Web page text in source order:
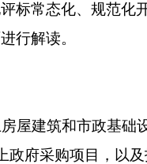
标常态化、规范化
行解读。
屋建筑和市政基础
政府采购项目，以